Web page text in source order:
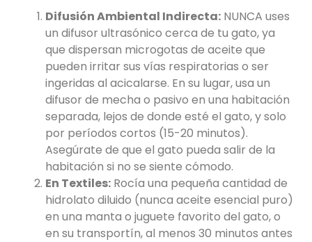
Difusión Ambiental Indirecta: NUNCA uses
un difusor ultrasónico cerca de tu gato, ya
que dispersan microgotas de aceite que
pueden irritar sus vías respiratorias o ser
ingeridas al acicalarse. En su lugar, usa un
difusor de mecha o pasivo en una habitación
separada, lejos de donde esté el gato, y solo
por períodos cortos (15-20 minutos).
Asegúrate de que el gato pueda salir de la
habitación si no se siente cómodo.
En Textiles: Rocía una pequeña cantidad de
hidrolato diluido (nunca aceite esencial puro)
en una manta o juguete favorito del gato, o
en su transportín, al menos 30 minutos antes